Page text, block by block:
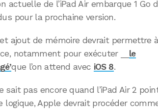
actuelle de l’iPad Air embarque 1 Go
pour la prochaine version.
ajout de mémoire devrait permettre
notamment pour exécuter __ le
que l’on attend avec iOS 8.
sait pas encore quand l’iPad Air 2
logique, Apple devrait procéder